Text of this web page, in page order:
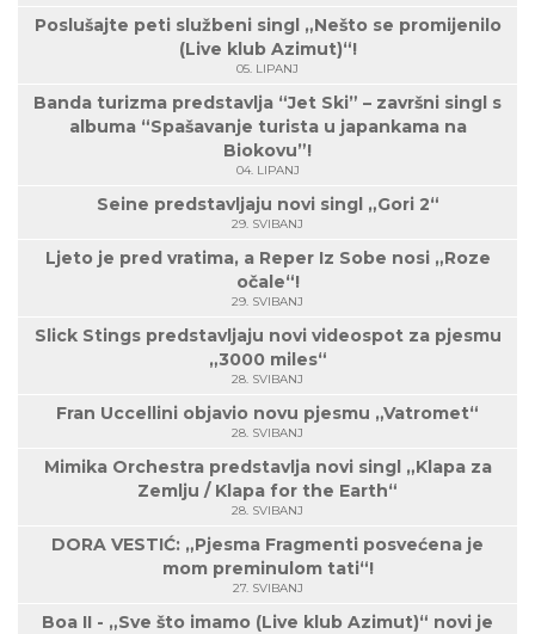
Poslušajte peti službeni singl „Nešto se promijenilo
(Live klub Azimut)“!
05. LIPANJ
Banda turizma predstavlja “Jet Ski” – završni singl s
albuma “Spašavanje turista u japankama na
Biokovu”!
04. LIPANJ
Seine predstavljaju novi singl „Gori 2“
29. SVIBANJ
Ljeto je pred vratima, a Reper Iz Sobe nosi „Roze
očale“!
29. SVIBANJ
Slick Stings predstavljaju novi videospot za pjesmu
„3000 miles“
28. SVIBANJ
Fran Uccellini objavio novu pjesmu „Vatromet“
28. SVIBANJ
Mimika Orchestra predstavlja novi singl „Klapa za
Zemlju / Klapa for the Earth“
28. SVIBANJ
DORA VESTIĆ: „Pjesma Fragmenti posvećena je
mom preminulom tati“!
27. SVIBANJ
Boa II - „Sve što imamo (Live klub Azimut)“ novi je